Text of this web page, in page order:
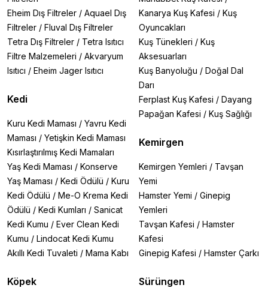
Sterilised Serisi: Kısırlaştırılmış kediler için özel
formüle edilmiş, kilo kontrolünü destekleyen düşük
kalorili mamalar
Somonlu Sterilised 10kg: Omega-3 yağ asitleriyle deri ve
tüy sağlığını destekler
LiveClear Hindili: Alerjik reaksiyon riskini %47'ye varan
oranda azaltan patentli formül
Yavru kedilerin bağışıklık sistemini
güçlendiren antioksidan kompleks
Tavuklu Kitten 3kg: DHA içeriğiyle beyin ve göz
gelişimini destekler
Delicate Serisi:Hassas sindirim sistemine sahip kediler
için kolay sindirilebilir formüller
Kuzulu Delicate: Prebiyotik liflerle sindirim sağlığını
korur
2. Köpek Mamaları Serisi:
Puppy Serisi:Yavru köpeklerin gelişimini destekleyen
özel formüller
Kuzu Etli Puppy 12kg: Büyük ırk yavrular için optimize
edilmiş kalsiyum/fosfor oranı
Adult Serisi:Yetişkin köpeklerin ihtiyaçlarına göre
Somonlu Adult 14kg: Cilt sağlığını destekleyen omega
Eheim Dış Filtreler / Aquael Dış
Filtreler / Fluval Dış Filtreler
Tetra Dış Filtreler / Tetra Isıtıcı
Filtre Malzemeleri / Akvaryum
Isıtıcı / Eheim Jager Isıtıcı
Kedi
Kuru Kedi Maması / Yavru Kedi
Maması / Yetişkin Kedi Maması
Kısırlaştırılmış Kedi Mamaları
Yaş Kedi Maması / Konserve
Yaş Maması / Kedi Ödülü / Kuru
Kedi Ödülü / Me-O Krema Kedi
Ödülü / Kedi Kumları / Sanicat
Kedi Kumu / Ever Clean Kedi
Kumu / Lindocat Kedi Kumu
Akıllı Kedi Tuvaleti / Mama Kabı
Köpek
Kanarya Kuş Kafesi / Kuş
Oyuncakları
Kuş Tünekleri / Kuş
Aksesuarları
Kuş Banyoluğu / Doğal Dal
Darı
Ferplast Kuş Kafesi / Dayang
Papağan Kafesi / Kuş Sağlığı
Kemirgen
Kemirgen Yemleri / Tavşan
Yemi
Hamster Yemi / Ginepig
Yemleri
Tavşan Kafesi / Hamster
Kafesi
Ginepig Kafesi / Hamster Çarkı
Sürüngen